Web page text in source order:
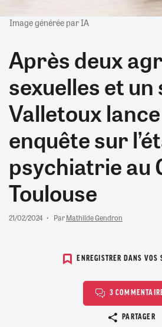
Image générée par IA
Après deux
sexuelles et un
Valletoux
enquête sur
psychiatrie au
Toulouse
21/02/2024 ParMathilde Gendron
ENREGISTRER DANS VOS
3
PARTAGER